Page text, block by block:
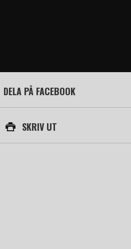
DELA PÅ FACEBOOK
SKRIV UT